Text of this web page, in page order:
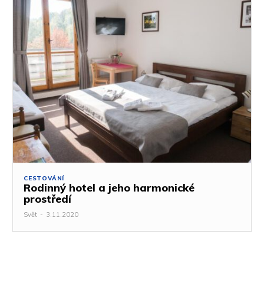
CESTOVÁNÍ
Rodinný hotel a jeho harmonické
prostředí
Svět - 3.11.2020